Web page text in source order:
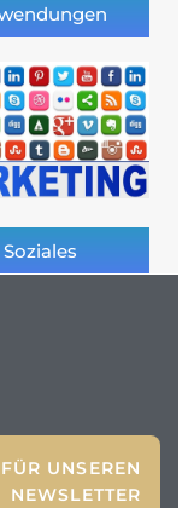
Soziales
UNSEREN
NEWSLETTER